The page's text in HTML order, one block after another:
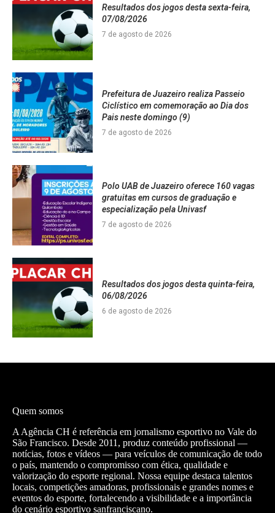
Resultados dos jogos desta sexta-feira,
07/08/2026
7 de agosto de 2026
Prefeitura de Juazeiro realiza Passeio
Ciclístico em comemoração ao Dia dos
Pais neste domingo (9)
7 de agosto de 2026
Polo UAB de Juazeiro oferece 160 vagas
gratuitas em cursos de graduação e
especialização pela Univasf
7 de agosto de 2026
Resultados dos jogos desta quinta-feira,
06/08/2026
6 de agosto de 2026
Quem somos
A Agência CH é referência em jornalismo esportivo no Vale do
São Francisco. Desde 2011, produz conteúdo profissional —
notícias, fotos e vídeos — para veículos de comunicação de todo
o país, mantendo o compromisso com ética, qualidade e
valorização do esporte regional. Nossa equipe destaca talentos
locais, competições amadoras, profissionais e grandes nomes e
eventos do esporte, fortalecendo a visibilidade e a importância
do cenário esportivo sanfranciscano.